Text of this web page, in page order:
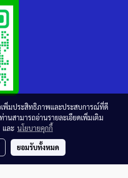
เพิ่มประสิทธิภาพและประสบการณ์ที่ดี
านสามารถอ่านรายละเอียดเพิ่มเติม
และ นโยบายคุกกี้
ยอมรับทั้งหมด